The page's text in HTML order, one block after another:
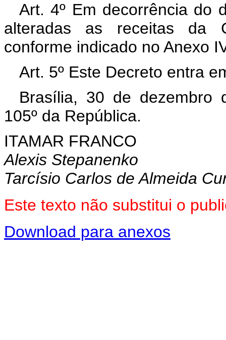
Art. 4º Em decorrência do
alteradas as receitas da
conforme indicado no Anexo
Art. 5º Este Decreto entra
Brasília, 30 de dezembro
105º da República.
ITAMAR FRANCO
Alexis Stepanenko
Tarcísio Carlos de Almeida
Este texto não substitui o
Download para anexos